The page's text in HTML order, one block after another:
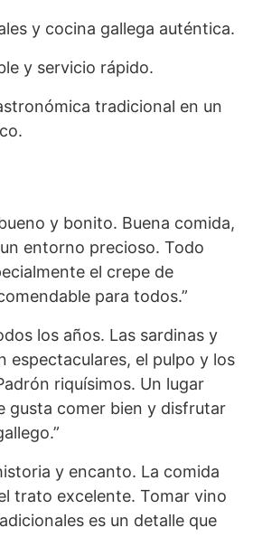
y cocina gallega auténtica.
y servicio rápido.
tradicional en un
y bonito. Buena comida,
entorno precioso. Todo
el crepe de
para todos.”
los años. Las sardinas y
espectaculares, el pulpo y los
riquísimos. Un lugar
gusta comer bien y disfrutar
y encanto. La comida
trato excelente. Tomar vino
es un detalle que